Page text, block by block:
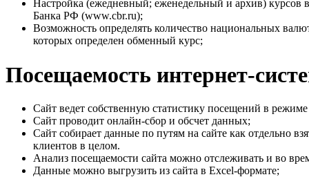
Настройка (ежедневный; еженедельный и архив) курсов
Банка РФ (www.cbr.ru);
Возможность определять количество национальных
которых определен обменный курс;
Посещаемость интернет-
Сайт ведет собственную статистику посещений в
Сайт проводит онлайн-сбор и обсчет данных;
Сайт собирает данные по путям на сайте как отдельно
клиентов в целом.
Анализ посещаемости сайта можно отслеживать и во
Данные можно выгрузить из сайта в Excel-формате;